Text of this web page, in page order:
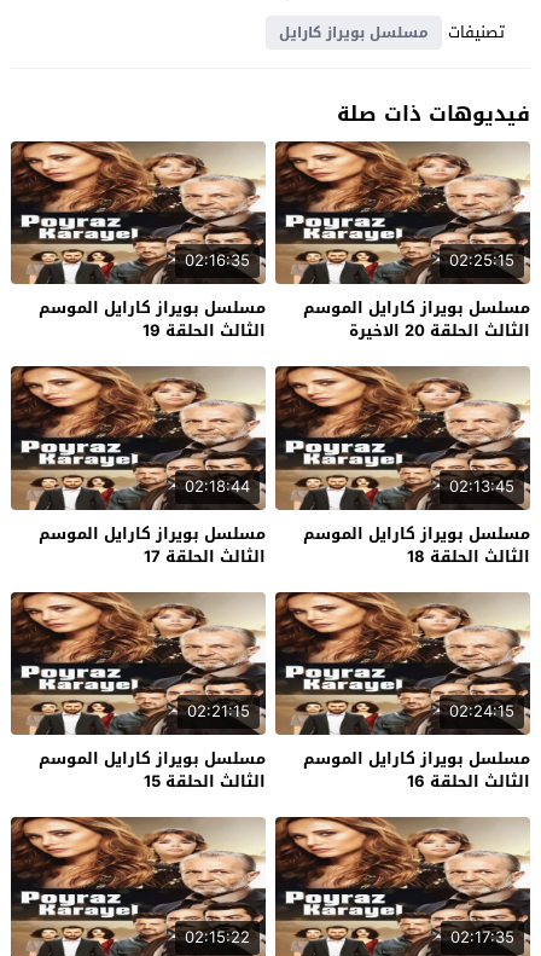
تصنيفات
مسلسل بويراز كارايل
فيديوهات ذات صلة
02:25:15
مسلسل بويراز كارايل الموسم
الثالث الحلقة 20 الاخيرة
02:16:35
مسلسل بويراز كارايل الموسم
الثالث الحلقة 19
02:13:45
مسلسل بويراز كارايل الموسم
الثالث الحلقة 18
02:18:44
مسلسل بويراز كارايل الموسم
الثالث الحلقة 17
02:24:15
مسلسل بويراز كارايل الموسم
الثالث الحلقة 16
02:21:15
مسلسل بويراز كارايل الموسم
الثالث الحلقة 15
02:17:35
02:15:22